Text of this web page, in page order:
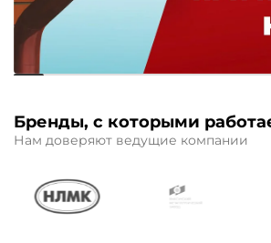
Бренды, с которыми
Нам доверяют ведущие компании